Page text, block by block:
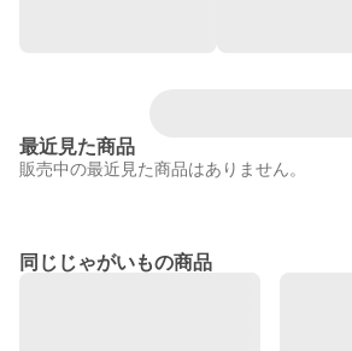
最近見た商品
販売中の最近見た商品はありません。
同じじゃがいもの商品